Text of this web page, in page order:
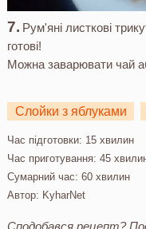
Рум'яні листкові
готові!
Можна заварювати чай
Слойки з яблуками
Час підготовки: 15 хвилин
Час приготування: 45
Сумарний час: 60 хвилин
Автор: KyharNet
Сподобався рецепт?